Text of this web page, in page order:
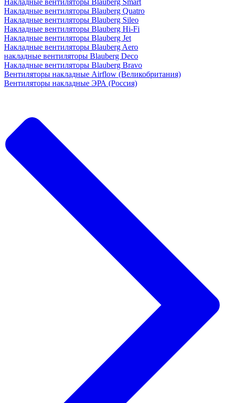
Накладные вентиляторы Blauberg Quatro
Накладные вентиляторы Blauberg Sileo
Накладные вентиляторы Blauberg Hi-Fi
Накладные вентиляторы Blauberg Jet
Накладные вентиляторы Blauberg Aero
накладные вентиляторы Blauberg Deco
Накладные вентиляторы Blauberg Bravo
Вентиляторы накладные Airflow (Великобритания)
Вентиляторы накладные ЭРА (Россия)